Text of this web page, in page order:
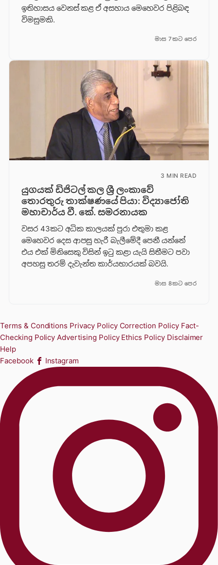
ඉතිහාසය වෙනස් කළ ඒ අසහාය මෙහෙවර පිළිබඳ
විමසුමකි.
මාස 7කට පෙර
3 MIN READ
යුගයක් ඩිජිටල් කල ශ්‍රී ලංකාවේ
තොරතුරු තාක්ෂණයේ පියා: විද්‍යාජෝති
මහාචාර්ය වී. කේ. සමරනායක
වසර 43කට අධික කාලයක් පුරා එතුමා කළ
මෙහෙවර දෙස ආපසු හැරී බැලීමේදී පෙනී යන්නේ
එය එක් මිනිසෙකු විසින් ඉටු කළා යැයි සිතීමට පවා
අපහසු තරම් දැවැන්ත කාර්යභාරයක් බවයි.
මාස 8කට පෙර
Terms & Conditions Privacy Policy Correction Policy Fact-
Checking Policy Advertising Policy Ethics Policy Disclaimer
Help
Facebook
Instagram